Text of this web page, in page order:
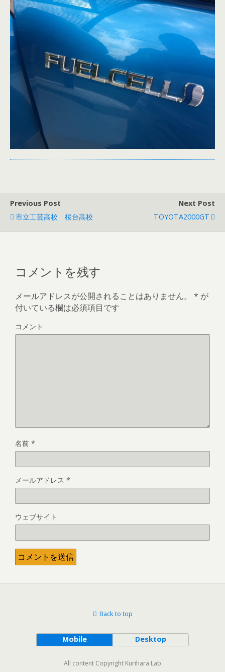
Previous Post
市立工芸高校 桜台高校
Next Post
TOYOTA2000GT
コメントを残す
メールアドレスが公開されることはありません。 * が
付いている欄は必須項目です
コメント
名前 *
メールアドレス *
ウェブサイト
Back to top
Mobile Desktop
All content Copyright Kurihara Lab